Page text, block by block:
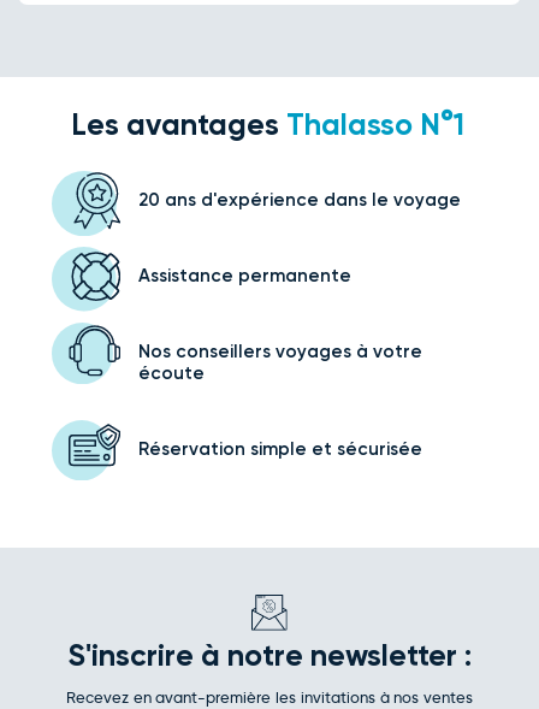
Les avantages Thalasso N°1
20 ans d'expérience dans le voyage
Assistance permanente
Nos conseillers voyagesà votre
écoute
Réservation simple et sécurisée
S'inscrire à notre newsletter :
Recevez en avant-première les invitations à nos ventes